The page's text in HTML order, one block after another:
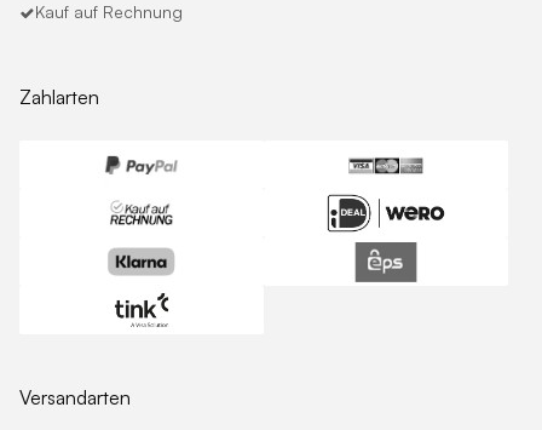
Kauf auf Rechnung
Zahlarten
Versandarten